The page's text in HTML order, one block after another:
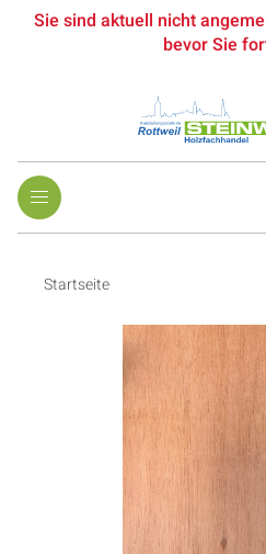
Sie sind aktuell nicht
bevor Sie
Startseite